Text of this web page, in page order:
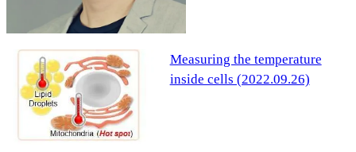
Measuring the temperature
inside cells (2022.09.26)